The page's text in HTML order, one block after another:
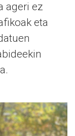
ageri ez
eta